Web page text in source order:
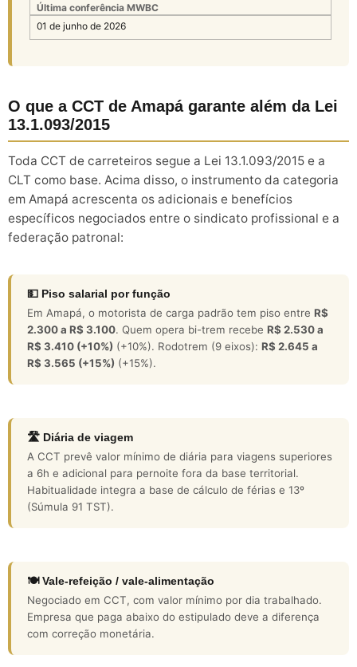
Última conferência MWBC
01 de junho de 2026
O que a CCT de Amapá garante além da Lei
13.1.093/2015
Toda CCT de carreteiros segue a Lei 13.1.093/2015 e a
CLT como base. Acima disso, o instrumento da categoria
em Amapá acrescenta os adicionais e benefícios
específicos negociados entre o sindicato profissional e a
federação patronal:
💵 Piso salarial por função
Em Amapá, o motorista de carga padrão tem piso entre R$
2.300 a R$ 3.100. Quem opera bi-trem recebe R$ 2.530 a
R$ 3.410 (+10%) (+10%). Rodotrem (9 eixos): R$ 2.645 a
R$ 3.565 (+15%) (+15%).
🛣️ Diária de viagem
A CCT prevê valor mínimo de diária para viagens superiores
a 6h e adicional para pernoite fora da base territorial.
Habitualidade integra a base de cálculo de férias e 13º
(Súmula 91 TST).
🍽️ Vale-refeição / vale-alimentação
Negociado em CCT, com valor mínimo por dia trabalhado.
Empresa que paga abaixo do estipulado deve a diferença
com correção monetária.